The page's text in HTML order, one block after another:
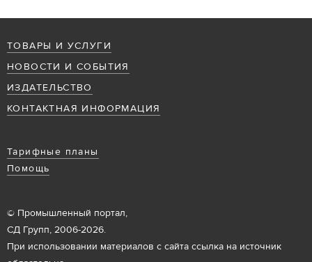
ТОВАРЫ И УСЛУГИ
НОВОСТИ И СОБЫТИЯ
ИЗДАТЕЛЬСТВО
КОНТАКТНАЯ ИНФОРМАЦИЯ
Тарифные планы
Помощь
© Промышленный портал,
СД Групп, 2006-2026.
При использовании материалов с сайта ссылка на источник